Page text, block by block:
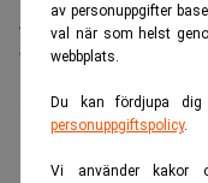
av personuppgifter
val när som helst
webbplats.
Du kan fördjupa
personuppgiftspolicy.
Vi använder kakor
Läs mer från Realtid -
är kostnadsfritt:
Daniel Ek Spotify